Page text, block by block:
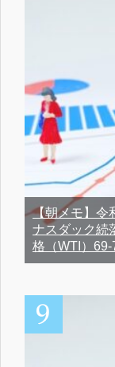
【朝メモ】令
ナスダック続
格（WTI）